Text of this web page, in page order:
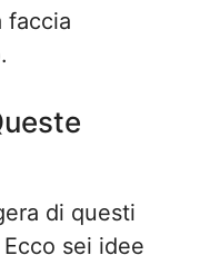
faccia
di questi
sei idee